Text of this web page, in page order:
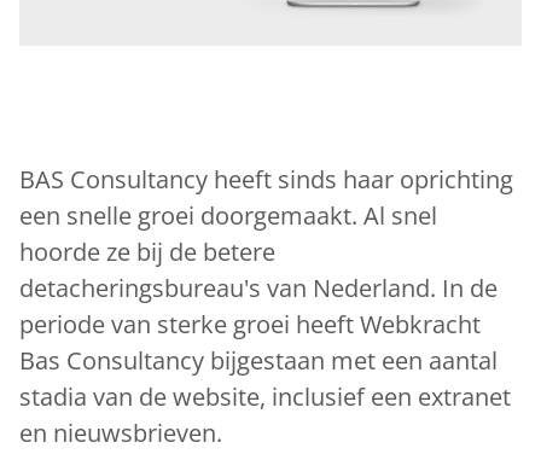
BAS Consultancy heeft sinds haar oprichting
een snelle groei doorgemaakt. Al snel
hoorde ze bij de betere
detacheringsbureau's van Nederland. In de
periode van sterke groei heeft Webkracht
Bas Consultancy bijgestaan met een aantal
stadia van de website, inclusief een extranet
en nieuwsbrieven.